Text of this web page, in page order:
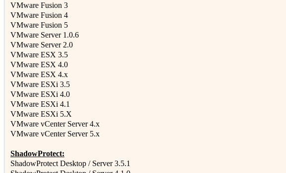
VMware Fusion 3
VMware Fusion 4
VMware Fusion 5
VMware Server 1.0.6
VMware Server 2.0
VMware ESX 3.5
VMware ESX 4.0
VMware ESX 4.x
VMware ESXi 3.5
VMware ESXi 4.0
VMware ESXi 4.1
VMware ESXi 5.X
VMware vCenter Server 4.x
VMware vCenter Server 5.x
ShadowProtect:
ShadowProtect Desktop / Server 3.5.1